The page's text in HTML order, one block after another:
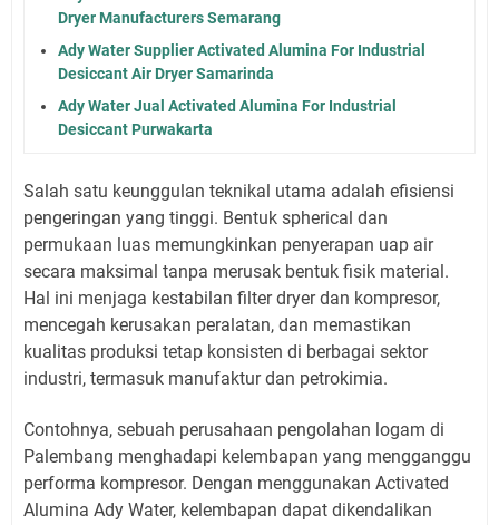
Dryer Manufacturers Semarang
Ady Water Supplier Activated Alumina For Industrial
Desiccant Air Dryer Samarinda
Ady Water Jual Activated Alumina For Industrial
Desiccant Purwakarta
Salah satu keunggulan teknikal utama adalah efisiensi
pengeringan yang tinggi. Bentuk spherical dan
permukaan luas memungkinkan penyerapan uap air
secara maksimal tanpa merusak bentuk fisik material.
Hal ini menjaga kestabilan filter dryer dan kompresor,
mencegah kerusakan peralatan, dan memastikan
kualitas produksi tetap konsisten di berbagai sektor
industri, termasuk manufaktur dan petrokimia.
Contohnya, sebuah perusahaan pengolahan logam di
Palembang menghadapi kelembapan yang mengganggu
performa kompresor. Dengan menggunakan Activated
Alumina Ady Water, kelembapan dapat dikendalikan